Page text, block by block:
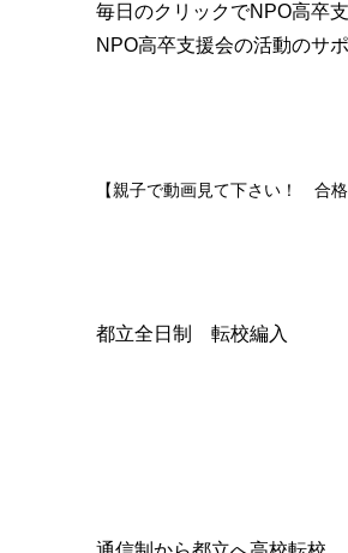
毎日のクリックでNPO高卒
NPO高卒支援会の活動のサ
【親子で動画見て下さい！ 合
都立全日制 転校編